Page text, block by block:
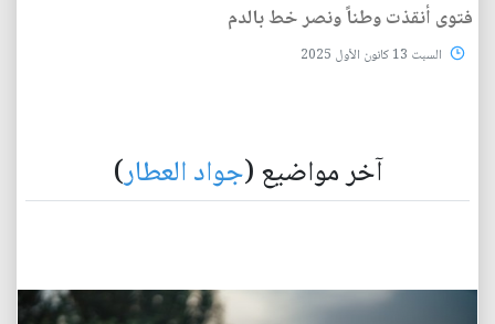
فتوى أنقذت وطناً ونصر خط بالدم
السبت 13 كانون الأول 2025
آخر مواضيع (جواد العطار)